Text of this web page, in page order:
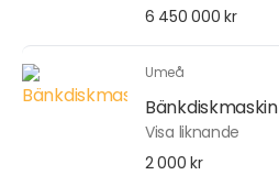
6 450 000 kr
Umeå
Bänkdiskmaskin
Visa liknande
2 000 kr